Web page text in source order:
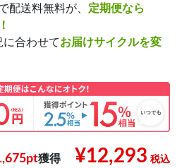
配送料無料が、 定期便なら
に合わせてお届けサイクルを変
¥12,293
獲得